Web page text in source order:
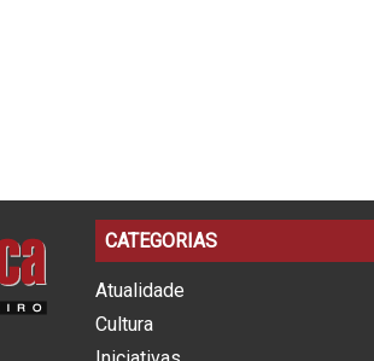
CATEGORIAS
Atualidade
Cultura